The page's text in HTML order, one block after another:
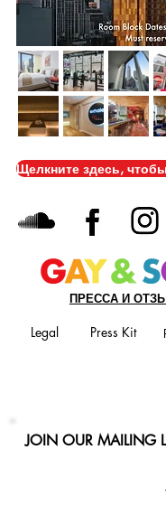
Щелкните здесь,
ПРЕССА И
Legal Press Kit
JOIN OUR MAILING